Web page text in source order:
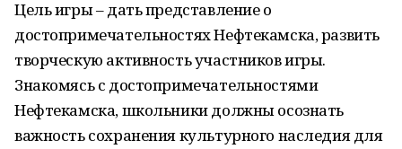
Цель игры – дать представление о
достопримечательностях Нефтекамска, развить
творческую активность участников игры.
Знакомясь с достопримечательностями
Нефтекамска, школьники должны осознать
важность сохранения культурного наследия для